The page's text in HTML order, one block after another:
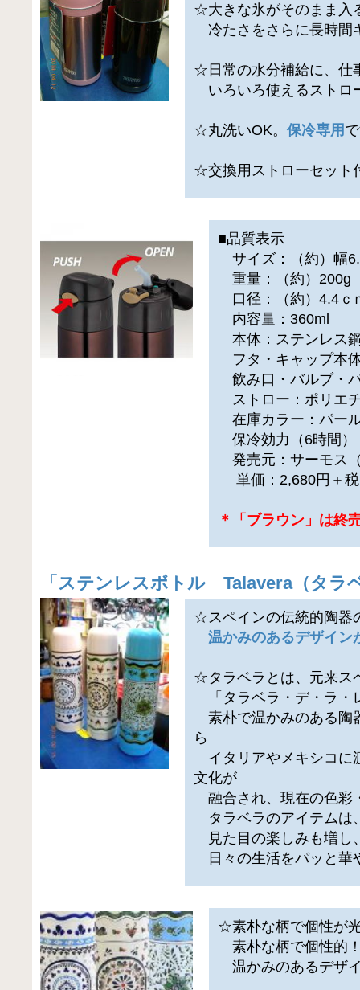
☆大きな氷がそのまま入
冷たさをさらに長時間
☆日常の水分補給に、仕
いろいろ使えるストロ
☆丸洗いOK。保冷専用
☆交換用ストローセット
■品質表示
サイズ：（約）幅
重量：（約）200g
口径：（約）4.4ｃ
内容量：360ml
本体：ステンレス
フタ・キャップ本
飲み口・バルブ・
ストロー：ポリエ
在庫カラー：パー
保冷効力（6時間）
発売元：サーモス
単価：2,680円＋税
＊「ブラウン」は終
「 ステンレスボトル Talavera（タラ
☆スペインの伝統的陶器
温かみのあるデザイン
☆タラベラとは、元来ス
「タラベラ・デ・ラ・
素朴で温かみのある陶
ら
イタリアやメキシコに
文化が
融合され、現在の色彩
タラベラのアイテムは
見た目の楽しみも増し
日々の生活をパッと華
☆素朴な柄で個性が
素朴な柄で個性的
温かみのあるデザ